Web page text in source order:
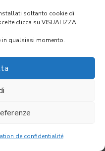
soltanto cookie di
clicca su VISUALIZZA
in qualsiasi momento.
de confidentialité